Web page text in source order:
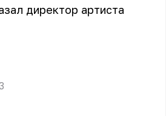
директор артиста